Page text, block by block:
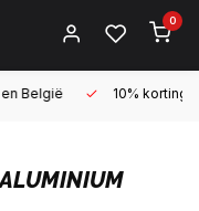
0
10% korting met een